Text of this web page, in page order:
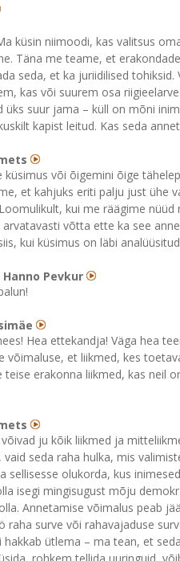
küsin niimoodi, kas valitsus
Täna me teame, et
seda, et ka juriidilised
kas või suurem osa
üks suur jama – küll on mõni
kapist leitud. Kas seda
küsimus või õigemini õige
et kahjuks eriti palju just ühe
kui me räägime
võtta ette ka see
kui küsimus on läbi
Hanno Pevkur
Hea ettekandja! Väga hea
võimaluse, et liikmed, kes
erakonna liikmed, kas neil
ju kõik liikmed ja
seda raha hulka, mis
sellisesse olukorda, kus
isegi mingisugust mõju
Annetamise võimalus peab
raha surve või rahavajaduse
hakkab ütlema – ma tean, et